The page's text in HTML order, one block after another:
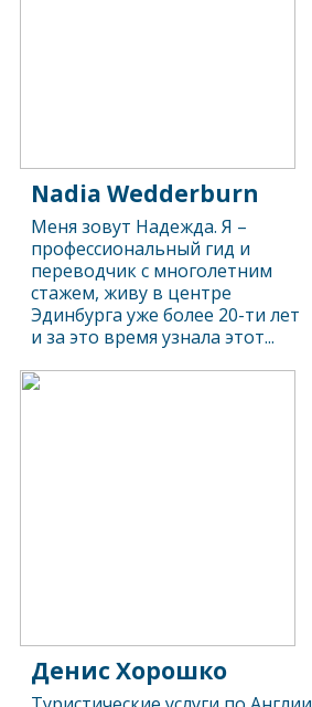
Nadia Wedderburn
Меня зовут Надежда. Я –
профессиональный гид и
переводчик с многолетним
стажем, живу в центре
Эдинбурга уже более 20-ти лет
и за это время узнала этот...
Денис Хорошко